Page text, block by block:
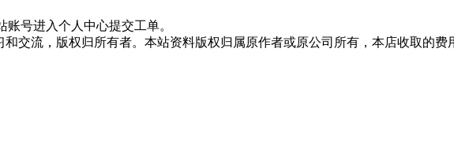
号进入个人中心提交工单。
交流，版权归所有者。本站资料版权归属原作者或原公司所有，本店收取的费